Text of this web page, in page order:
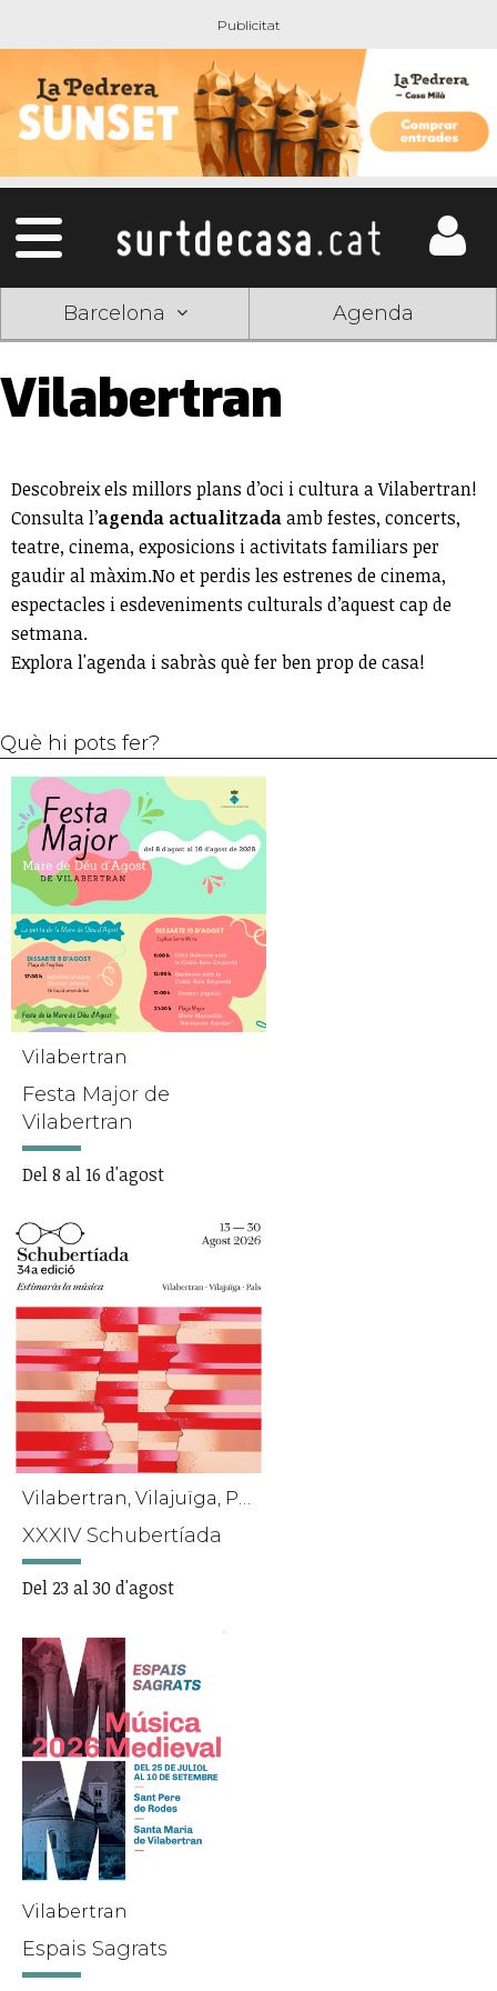
Barcelona Agenda
Vilabertran
Descobreix els millors plans d’oci i cultura a Vilabertran!
Consulta l’agenda actualitzadaamb festes, concerts,
teatre, cinema, exposicions i activitats familiars per
gaudir al màxim.No et perdis les estrenes de cinema,
espectacles i esdeveniments culturals d’aquest cap de
setmana.
Explora l'agenda i sabràs què fer ben prop de casa!
Què hi pots fer?
Vilabertran
Festa Major de
Vilabertran
Del 8 al 16 d'agost
Vilabertran, Vilajuïga, Pals
XXXIV Schubertíada
Del 23 al 30 d'agost
Vilabertran
Espais Sagrats